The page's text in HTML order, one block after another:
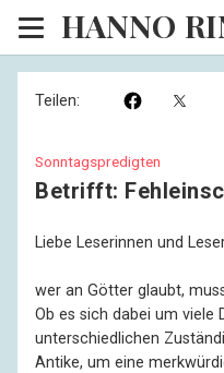
HANNO
Teilen:
Sonntagspredigten
Betrifft:
Liebe Leserinnen und
wer an Götter glaubt,
Ob es sich dabei um viele
unterschiedlichen
Antike, um eine